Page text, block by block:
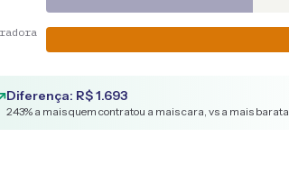
Diferença: R$1.693
243% a mais quem contratou a mais cara, vs a mais barata